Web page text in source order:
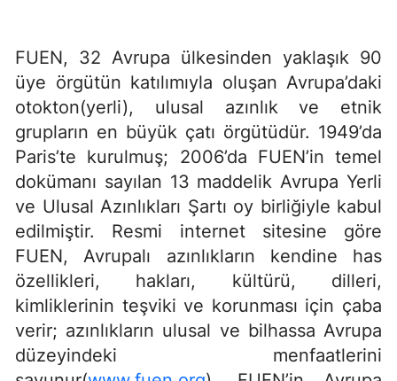
FUEN, 32 Avrupa ülkesinden yaklaşık 90
üye örgütün katılımıyla oluşan Avrupa’daki
otokton(yerli), ulusal azınlık ve etnik
grupların en büyük çatı örgütüdür. 1949’da
Paris’te kurulmuş; 2006’da FUEN’in temel
dokümanı sayılan 13 maddelik Avrupa Yerli
ve Ulusal Azınlıkları Şartı oy birliğiyle kabul
edilmiştir. Resmi internet sitesine göre
FUEN, Avrupalı azınlıkların kendine has
özellikleri, hakları, kültürü, dilleri,
kimliklerinin teşviki ve korunması için çaba
verir; azınlıkların ulusal ve bilhassa Avrupa
düzeyindeki menfaatlerini